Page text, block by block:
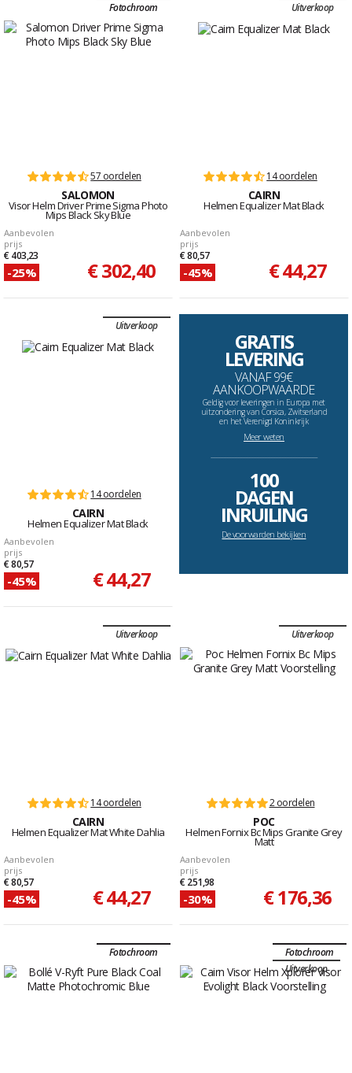
Fotochroom
57 oordelen
SALOMON
Visor Helm Driver Prime Sigma Photo
Mips Black Sky Blue
Aanbevolen
prijs
€ 403,23
-25% € 302,40
Uitverkoop
14 oordelen
CAIRN
Helmen Equalizer Mat Black
Aanbevolen
prijs
€ 80,57
-45% € 44,27
Uitverkoop
14 oordelen
CAIRN
Helmen Equalizer Mat Black
Aanbevolen
prijs
€ 80,57
-45% € 44,27
GRATIS
LEVERING
VANAF 99€
AANKOOPWAARDE
Geldig voor leveringen in Europa met
uitzondering van Corsica, Zwitserland
en het Verenigd Koninkrijk
Meer weten
--------------------------------------------------------------------
100
DAGEN
INRUILING
De voorwarden bekijken
Uitverkoop
14 oordelen
CAIRN
Helmen Equalizer Mat White Dahlia
Aanbevolen
prijs
€ 80,57
-45% € 44,27
Uitverkoop
2 oordelen
POC
Helmen Fornix Bc Mips Granite Grey
Matt
Aanbevolen
prijs
€ 251,98
-30% € 176,36
Fotochroom
Fotochroom
Uitverkoop